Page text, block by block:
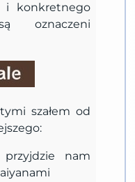
i konkretnego
oznaczeni
szałem od
nam